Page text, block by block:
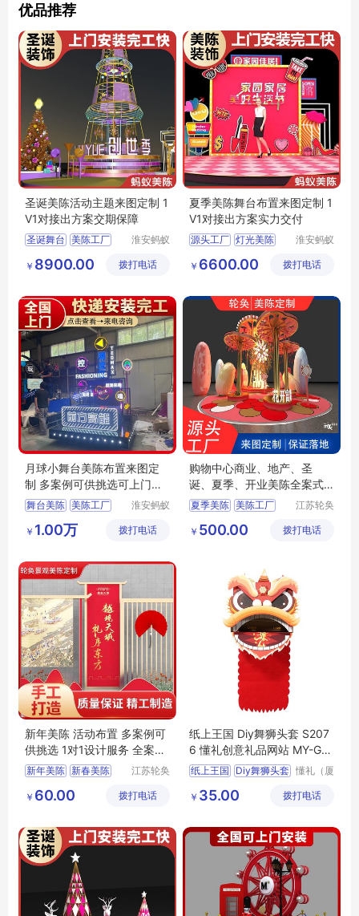
优品推荐
圣诞美陈活动主题来图定制 1
V1对接出方案交期保障
圣诞舞台 美陈工厂
灯光圣诞美陈
淮安蚂蚁
制作有限
￥ 8900.00 拨打电话
夏季美陈舞台布置来图定制 1
V1对接出方案实力交付
源头工厂 灯光美陈
美陈工厂
淮安蚂蚁
制作有限
￥ 6600.00 拨打电话
月球小舞台美陈布置来图定
制 多案例可供挑选可上门安
装
舞台美陈 美陈工厂
商业美陈
淮安蚂蚁
制作有限
￥ 1.00万 拨打电话
购物中心商业、地产、圣
诞、夏季、开业美陈全案式
制作厂家
夏季美陈 美陈工厂
江苏轮奂
有限公司
￥ 500.00 拨打电话
新年美陈 活动布置 多案例可
供挑选 1对1设计服务 全案落
地 轮奂景观
新年美陈 新春美陈
美陈布置
江苏轮奂
有限公司
￥ 60.00 拨打电话
纸上王国 Diy舞狮头套 S207
6 懂礼创意礼品网站 MY-GD
QS-(T)-04
纸上王国
Diy舞狮头套
MY GDQS
懂礼（厦
链有限公
￥ 35.00 拨打电话